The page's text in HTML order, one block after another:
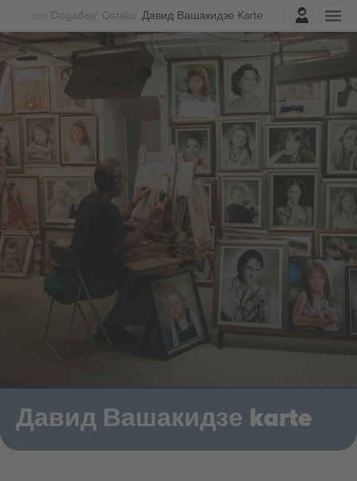
Specijalni Događaji Ostalo Давид Вашакидзе Karte
Najavite se
Давид Вашакидзе karte